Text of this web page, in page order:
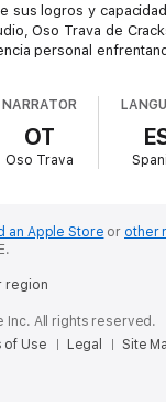
sus logros y
Oso Trava de
personal
práctico para
Oso Trava te guía
para:
decida por ti.
NARRATOR
OT
Oso Trava
an Apple Store or other
region
Inc. All rights reserved.
of Use Legal Site